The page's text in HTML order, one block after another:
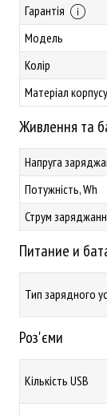
Гарантія
Модель
Колір
Матеріал корпусу
Живлення та
Напруга
Потужність, Wh
Струм
Питание и
Тип зарядного
Роз'єми
Кількість USB